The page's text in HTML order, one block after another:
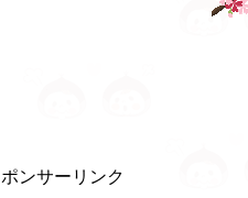
ンサーリンク